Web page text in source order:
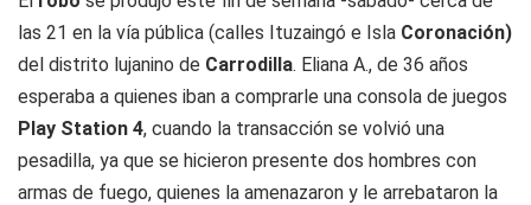
las 21 en la vía pública (calles Ituzaingó e Isla Coronación)
del distrito lujanino de Carrodilla. Eliana A., de 36 años
esperaba a quienes iban a comprarle una consola de juegos
Play Station 4, cuando la transacción se volvió una
pesadilla, ya que se hicieron presente dos hombres con
armas de fuego, quienes la amenazaron y le arrebataron la